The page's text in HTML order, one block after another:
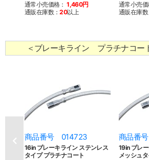
通常小売価格： 1,460円
通販在庫数：20以上
通常小売価
通販在庫
＜ブレーキライン プラチナコー
商品番号 014723
16in ブレーキライン ステンレス
タイプ プラチナコート
商品番
19in ブレ
メッシュ